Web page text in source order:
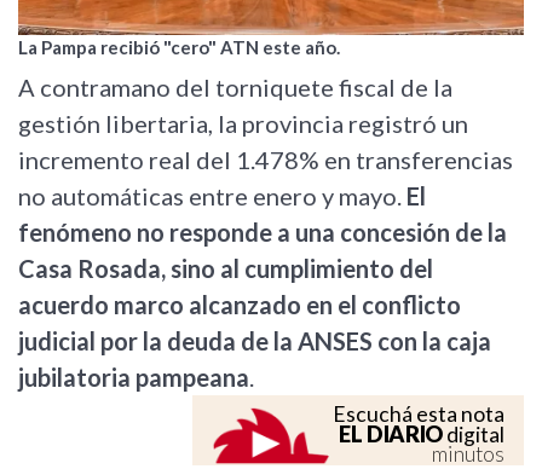
La Pampa recibió "cero" ATN este año.
A contramano del torniquete fiscal de la
gestión libertaria, la provincia registró un
incremento real del 1.478% en transferencias
no automáticas entre enero y mayo. El
fenómeno no responde a una concesión de la
Casa Rosada, sino al cumplimiento del
acuerdo marco alcanzado en el conflicto
judicial por la deuda de la ANSES con la caja
jubilatoria pampeana.
Escuchá esta nota
EL DIARIOdigital
minutos